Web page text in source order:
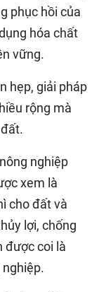
phục hồi của
hóa chất
vững.
hẹp, giải pháp
rộng mà
nghiệp
xem là
cho đất và
lợi, chống
được coi là